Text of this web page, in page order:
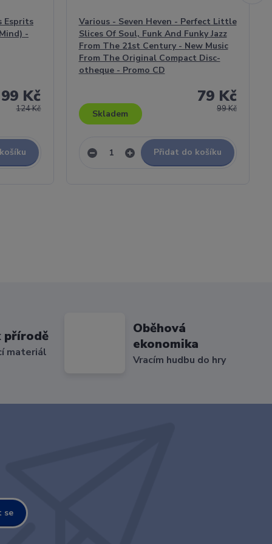
Esprits
-
124 Kč
99 Kč
Various - Seven Heven - Perfect Little
Slices Of Soul, Funk And Funky Jazz
From The 21st Century - New Music
From The Original Compact Disc-
otheque - Promo CD
99 Kč
79 Kč
Skladem
Přidat do košíku
přírodě
materiál
Oběhová
ekonomika
Vracím hudbu do hry
se